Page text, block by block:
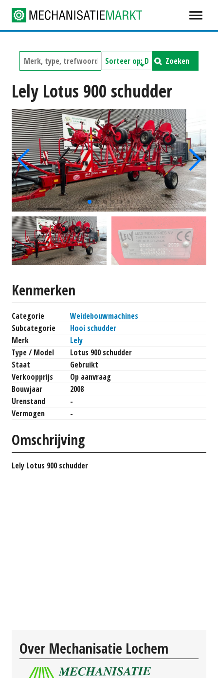
Zoeken
Lely Lotus 900 schudder
Kenmerken
Categorie
Weidebouwmachines
Subcategorie
Hooi schudder
Merk
Lely
Type / Model
Lotus 900 schudder
Staat
Gebruikt
Verkoopprijs
Op aanvraag
Bouwjaar
2008
Urenstand
-
Vermogen
-
Omschrijving
Lely Lotus 900 schudder
Over Mechanisatie Lochem